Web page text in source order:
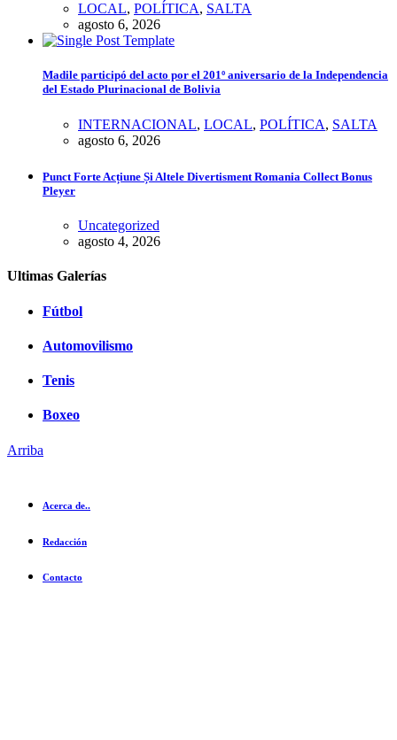
LOCAL, POLÍTICA, SALTA
agosto 6, 2026
Madile participó del acto por el 201º aniversario de la Independencia
del Estado Plurinacional de Bolivia
INTERNACIONAL, LOCAL, POLÍTICA, SALTA
agosto 6, 2026
Punct Forte Acțiune Și Altele Divertisment Romania Collect Bonus
Pleyer
Uncategorized
agosto 4, 2026
Ultimas Galerías
Fútbol
Automovilismo
Tenis
Boxeo
Arriba
Acerca de..
Redacción
Contacto